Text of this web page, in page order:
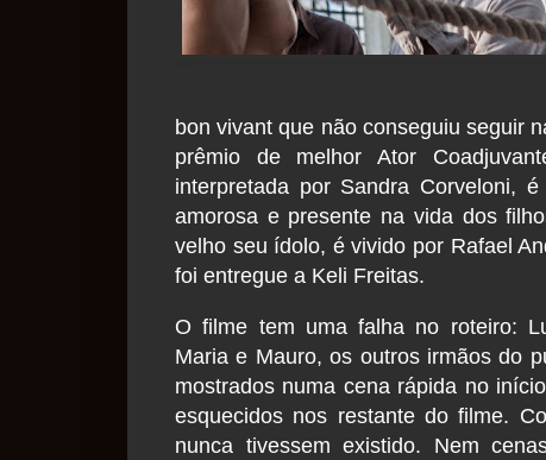
bon vivant que não conseguiu seguir
prêmio de melhor Ator
interpretada por Sandra Corveloni,
amorosa e presente na vida dos
velho seu ídolo, é vivido por Rafael
foi entregue a Keli Freitas.
O filme tem uma falha no roteiro:
Maria e Mauro, os outros irmãos do
mostrados numa cena rápida no
esquecidos nos restante do filme.
nunca tivessem existido. Nem